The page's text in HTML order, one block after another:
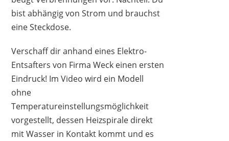
bist abhängig von Strom und brauchst
eine Steckdose.
Verschaff dir anhand eines Elektro-
Entsafters von Firma Weck einen ersten
Eindruck! Im Video wird ein Modell
ohne
Temperatureinstellungsmöglichkeit
vorgestellt, dessen Heizspirale direkt
mit Wasser in Kontakt kommt und es